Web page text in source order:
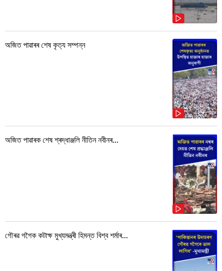
অজিত পাৱাৰৰ শেষ কৃত্য সম্পন্ন
অজিত পাৱাৰক শেষ শ্ৰদ্ধাঞ্জলি নীতিন নবীনৰ...
গৌৰৱ গগৈক কটাক্ষ মুখ্যমন্ত্ৰী হিমন্ত বিশ্ব শৰ্মাৰ...